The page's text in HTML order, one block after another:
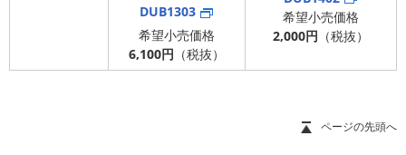
DUB1303
希望小売価格
6,100円 （税抜）
希望小売価格
2,000円 （税抜）
ページの先頭へ